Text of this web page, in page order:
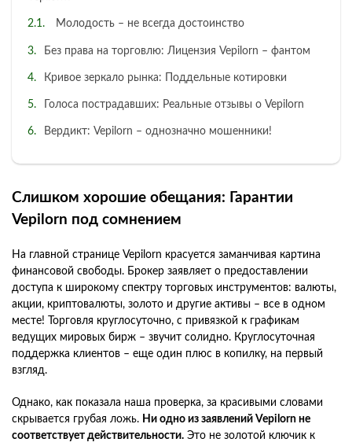
Молодость – не всегда достоинство
Без права на торговлю: Лицензия Vepilorn – фантом
Кривое зеркало рынка: Поддельные котировки
Голоса пострадавших: Реальные отзывы о Vepilorn
Вердикт: Vepilorn – однозначно мошенники!
Слишком хорошие обещания: Гарантии
Vepilorn под сомнением
На главной странице Vepilorn красуется заманчивая картина
финансовой свободы. Брокер заявляет о предоставлении
доступа к широкому спектру торговых инструментов: валюты,
акции, криптовалюты, золото и другие активы – все в одном
месте! Торговля круглосуточно, с привязкой к графикам
ведущих мировых бирж – звучит солидно. Круглосуточная
поддержка клиентов – еще один плюс в копилку, на первый
взгляд.
Однако, как показала наша проверка, за красивыми словами
скрывается грубая ложь. Ни одно из заявлений Vepilorn не
соответствует действительности. Это не золотой ключик к